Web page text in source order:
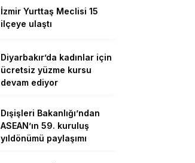
İzmir Yurttaş Meclisi 15
ilçeye ulaştı
Diyarbakır’da kadınlar için
ücretsiz yüzme kursu
devam ediyor
Dışişleri Bakanlığı’ndan
ASEAN’ın 59. kuruluş
yıldönümü paylaşımı